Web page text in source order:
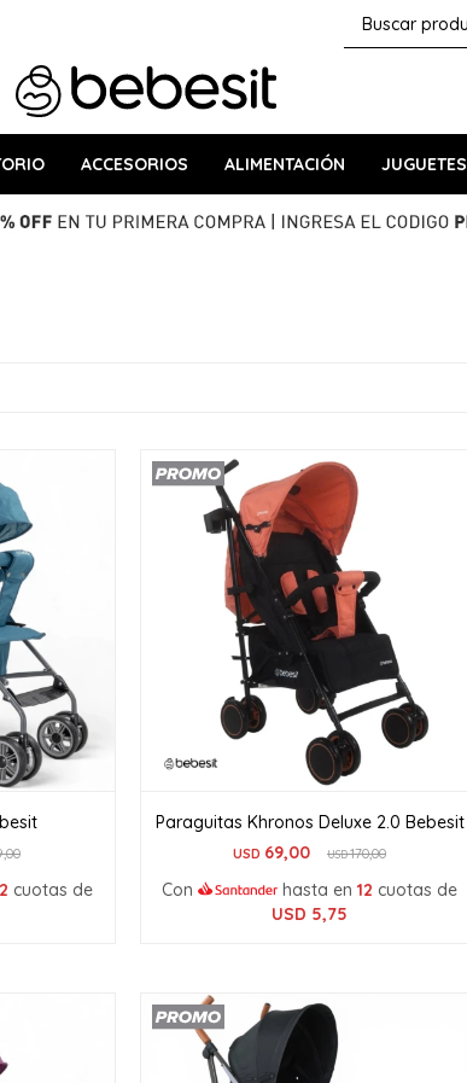
ACCESORIOS ALIMENTACIÓN JUGUETES
cuotas de
Paraguitas Khronos Deluxe 2.0 Bebesit
USD 69,00 USD170,00
Con hasta en12 cuotas de
USD 5,75